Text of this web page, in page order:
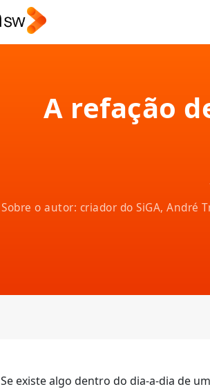
A refação
Sobre o autor: criador do SiGA, André
Se existe algo dentro do dia-a-dia de